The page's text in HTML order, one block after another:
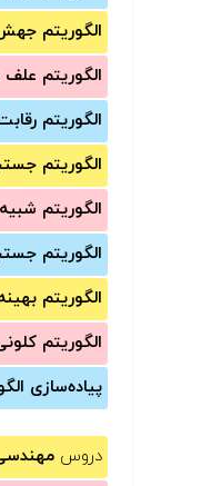
الگوریتم
الگوریتم
الگوریتم
الگوریتم
الگوریتم
الگوریتم
الگوریتم
الگوریتم
پیاده‌سازی
دروس